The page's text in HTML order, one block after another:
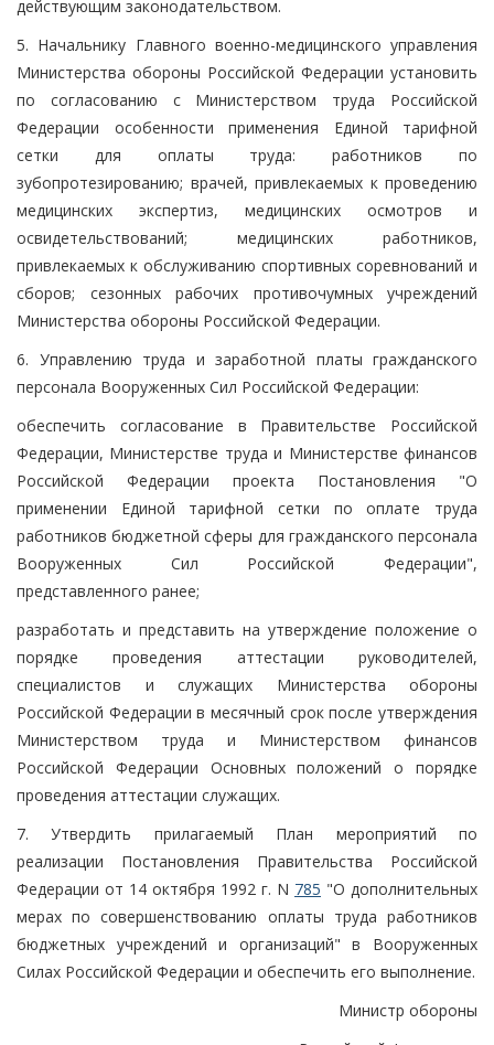
действующим законодательством.
5. Начальнику Главного военно-медицинского управления
Министерства обороны Российской Федерации установить
по согласованию с Министерством труда Российской
Федерации особенности применения Единой тарифной
сетки для оплаты труда: работников по
зубопротезированию; врачей, привлекаемых к проведению
медицинских экспертиз, медицинских осмотров и
освидетельствований; медицинских работников,
привлекаемых к обслуживанию спортивных соревнований и
сборов; сезонных рабочих противочумных учреждений
Министерства обороны Российской Федерации.
6. Управлению труда и заработной платы гражданского
персонала Вооруженных Сил Российской Федерации:
обеспечить согласование в Правительстве Российской
Федерации, Министерстве труда и Министерстве финансов
Российской Федерации проекта Постановления "О
применении Единой тарифной сетки по оплате труда
работников бюджетной сферы для гражданского персонала
Вооруженных Сил Российской Федерации",
представленного ранее;
разработать и представить на утверждение положение о
порядке проведения аттестации руководителей,
специалистов и служащих Министерства обороны
Российской Федерации в месячный срок после утверждения
Министерством труда и Министерством финансов
Российской Федерации Основных положений о порядке
проведения аттестации служащих.
7. Утвердить прилагаемый План мероприятий по
реализации Постановления Правительства Российской
Федерации от 14 октября 1992 г. N 785 "О дополнительных
мерах по совершенствованию оплаты труда работников
бюджетных учреждений и организаций" в Вооруженных
Силах Российской Федерации и обеспечить его выполнение.
Министр обороны